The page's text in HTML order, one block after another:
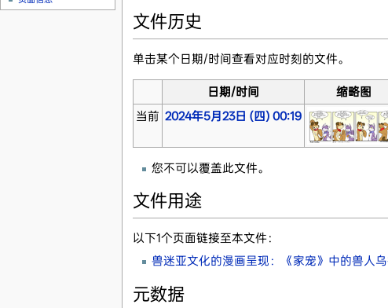
文件历史
单击某个日期/时间查看对应时刻的文件。
日期/时间 缩略图
当前 2024年5月23日 (四) 00:19
您不可以覆盖此文件。
文件用途
以下1个页面链接至本文件：
兽迷亚文化的漫画呈现：《家宠》中的兽人乌
元数据